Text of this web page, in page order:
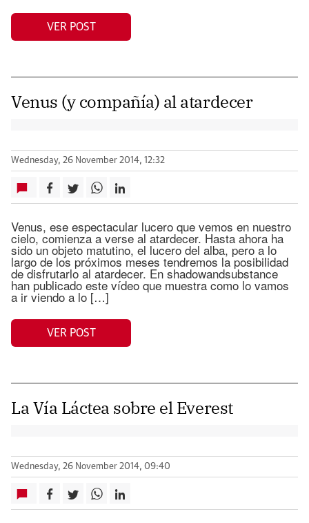
VER POST
Venus (y compañía) al atardecer
Wednesday, 26 November 2014, 12:32
Venus, ese espectacular lucero que vemos en nuestro
cielo, comienza a verse al atardecer. Hasta ahora ha
sido un objeto matutino, el lucero del alba, pero a lo
largo de los próximos meses tendremos la posibilidad
de disfrutarlo al atardecer. En shadowandsubstance
han publicado este vídeo que muestra como lo vamos
a ir viendo a lo […]
VER POST
La Vía Láctea sobre el Everest
Wednesday, 26 November 2014, 09:40